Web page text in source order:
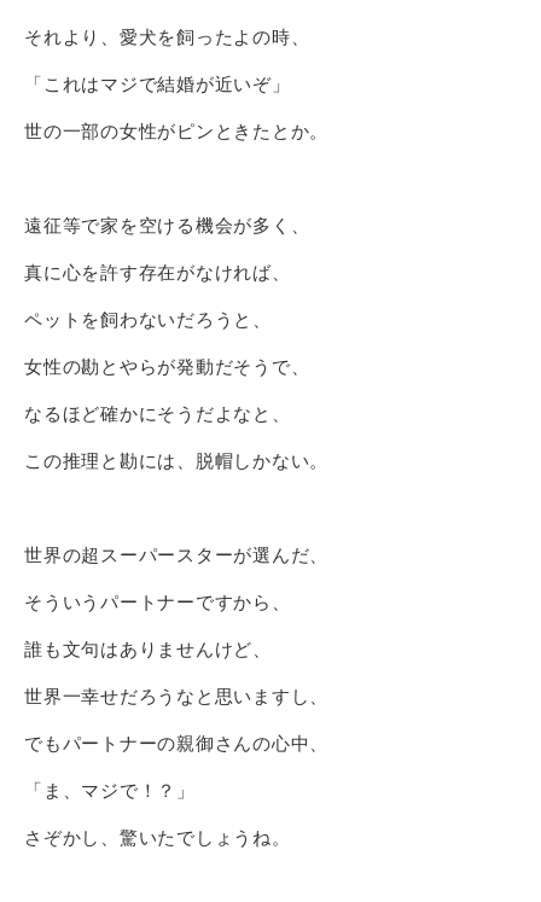
それより、愛犬を飼ったよの時、
「これはマジで結婚が近いぞ」
世の一部の女性がピンときたとか。
遠征等で家を空ける機会が多く、
真に心を許す存在がなければ、
ペットを飼わないだろうと、
女性の勘とやらが発動だそうで、
なるほど確かにそうだよなと、
この推理と勘には、脱帽しかない。
世界の超スーパースターが選んだ、
そういうパートナーですから、
誰も文句はありませんけど、
世界一幸せだろうなと思いますし、
でもパートナーの親御さんの心中、
「ま、マジで！？」
さぞかし、驚いたでしょうね。